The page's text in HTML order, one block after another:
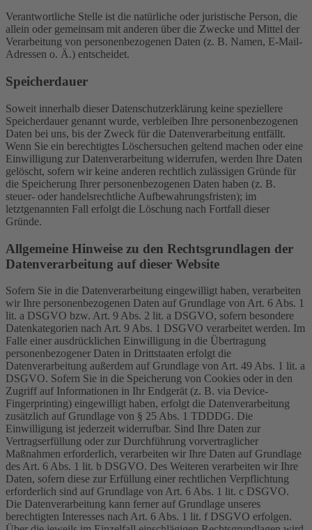
Verantwortliche Stelle ist die natürliche oder juristische Person, die
allein oder gemeinsam mit anderen über die Zwecke und Mittel der
Verarbeitung von personenbezogenen Daten (z. B. Namen, E-Mail-
Adressen o. Ä.) entscheidet.
Speicherdauer
Soweit innerhalb dieser Datenschutzerklärung keine speziellere
Speicherdauer genannt wurde, verbleiben Ihre personenbezogenen
Daten bei uns, bis der Zweck für die Datenverarbeitung entfällt.
Wenn Sie ein berechtigtes Löschersuchen geltend machen oder eine
Einwilligung zur Datenverarbeitung widerrufen, werden Ihre Daten
gelöscht, sofern wir keine anderen rechtlich zulässigen Gründe für
die Speicherung Ihrer personenbezogenen Daten haben (z. B.
steuer- oder handelsrechtliche Aufbewahrungsfristen); im
letztgenannten Fall erfolgt die Löschung nach Fortfall dieser
Gründe.
Allgemeine Hinweise zu den Rechtsgrundlagen der
Datenverarbeitung auf dieser Website
Sofern Sie in die Datenverarbeitung eingewilligt haben, verarbeiten
wir Ihre personenbezogenen Daten auf Grundlage von Art. 6 Abs. 1
lit. a DSGVO bzw. Art. 9 Abs. 2 lit. a DSGVO, sofern besondere
Datenkategorien nach Art. 9 Abs. 1 DSGVO verarbeitet werden. Im
Falle einer ausdrücklichen Einwilligung in die Übertragung
personenbezogener Daten in Drittstaaten erfolgt die
Datenverarbeitung außerdem auf Grundlage von Art. 49 Abs. 1 lit. a
DSGVO. Sofern Sie in die Speicherung von Cookies oder in den
Zugriff auf Informationen in Ihr Endgerät (z. B. via Device-
Fingerprinting) eingewilligt haben, erfolgt die Datenverarbeitung
zusätzlich auf Grundlage von § 25 Abs. 1 TDDDG. Die
Einwilligung ist jederzeit widerrufbar. Sind Ihre Daten zur
Vertragserfüllung oder zur Durchführung vorvertraglicher
Maßnahmen erforderlich, verarbeiten wir Ihre Daten auf Grundlage
des Art. 6 Abs. 1 lit. b DSGVO. Des Weiteren verarbeiten wir Ihre
Daten, sofern diese zur Erfüllung einer rechtlichen Verpflichtung
erforderlich sind auf Grundlage von Art. 6 Abs. 1 lit. c DSGVO.
Die Datenverarbeitung kann ferner auf Grundlage unseres
berechtigten Interesses nach Art. 6 Abs. 1 lit. f DSGVO erfolgen.